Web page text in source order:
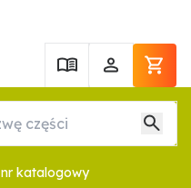
nr katalogowy